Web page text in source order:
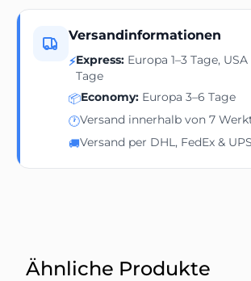
Versandinformationen
⚡Express: Europa 1–3 Tage,
Tage
📦Economy: Europa 3–6 Tage
🕐Versand innerhalb von 7
🚚Versand per DHL, FedEx & UPS
Ähnliche Produkte